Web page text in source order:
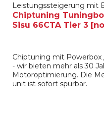
Leistungssteigerung mit
Chiptuning
Sisu 66CTA Tier 3
Chiptuning mit Powerbox
- wir bieten mehr als 30
Motoroptimierung. Die
unit ist sofort spürbar.